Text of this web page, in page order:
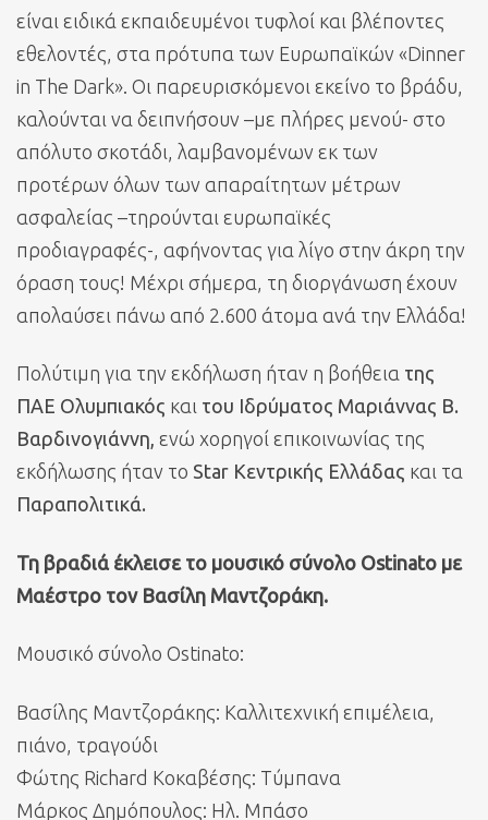
είναι ειδικά εκπαιδευμένοι τυφλοί και βλέποντες
εθελοντές, στα πρότυπα των Ευρωπαϊκών «Dinner
in The Dark». Οι παρευρισκόμενοι εκείνο το βράδυ,
καλούνται να δειπνήσουν –με πλήρες μενού- στο
απόλυτο σκοτάδι, λαμβανομένων εκ των
προτέρων όλων των απαραίτητων μέτρων
ασφαλείας –τηρούνται ευρωπαϊκές
προδιαγραφές-, αφήνοντας για λίγο στην άκρη την
όραση τους! Μέχρι σήμερα, τη διοργάνωση έχουν
απολαύσει πάνω από 2.600 άτομα ανά την Ελλάδα!
Πολύτιμη για την εκδήλωση ήταν η βοήθεια της
ΠΑΕ Ολυμπιακός και του Ιδρύματος Μαριάννας Β.
Βαρδινογιάννη, ενώ χορηγοί επικοινωνίας της
εκδήλωσης ήταν το Star Κεντρικής Ελλάδας και τα
Παραπολιτικά.
Τη βραδιά έκλεισε το μουσικό σύνολο Ostinato με
Μαέστρο τον Βασίλη Μαντζοράκη.
Μουσικό σύνολο Ostinato:
Βασίλης Μαντζοράκης: Καλλιτεχνική επιμέλεια,
πιάνο, τραγούδι
Φώτης Richard Κοκαβέσης: Τύμπανα
Μάρκος Δημόπουλος: Ηλ. Μπάσο